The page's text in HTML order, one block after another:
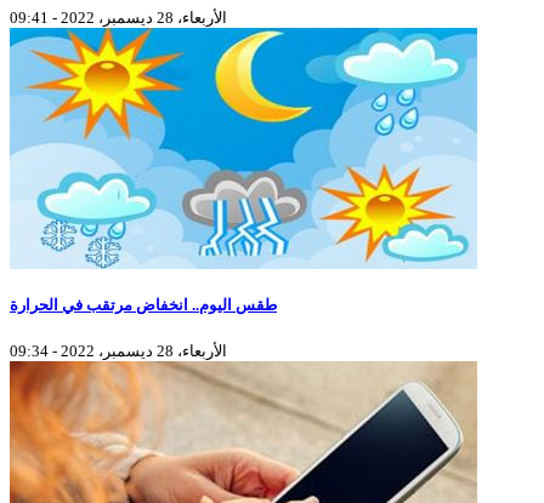
الأربعاء، 28 ديسمبر، 2022 - 09:41
طقس اليوم.. انخفاض مرتقب في الحرارة
الأربعاء، 28 ديسمبر، 2022 - 09:34